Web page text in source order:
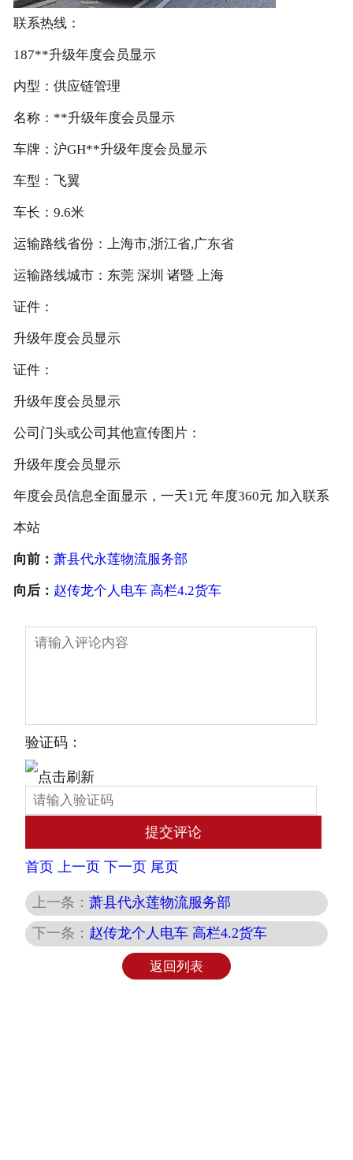
联系热线：
187**升级年度会员显示
内型：供应链管理
名称：**升级年度会员显示
车牌：沪GH**升级年度会员显示
车型：飞翼
车长：9.6米
运输路线省份：上海市,浙江省,广东省
运输路线城市：东莞 深圳 诸暨 上海
证件：
升级年度会员显示
证件：
升级年度会员显示
公司门头或公司其他宣传图片：
升级年度会员显示
年度会员信息全面显示，一天1元 年度360元 加入联系
本站
向前： 萧县代永莲物流服务部
向后： 赵传龙个人电车 高栏4.2货车
验证码：
首页 上一页 下一页 尾页
上一条： 萧县代永莲物流服务部
下一条： 赵传龙个人电车 高栏4.2货车
返回列表